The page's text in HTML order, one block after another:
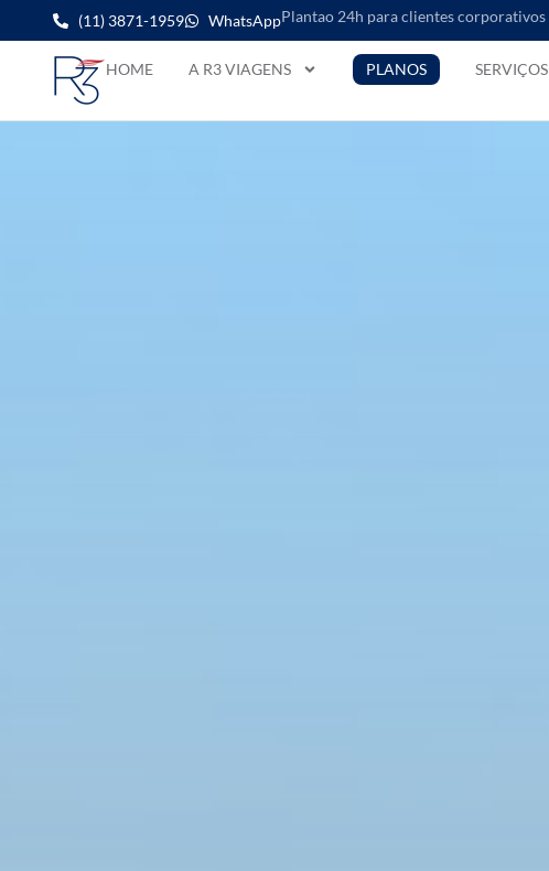
(11) 3871-1959 WhatsAppPlantao 24h para clientes corporativos
HOME A R3 VIAGENS PLANOS SERVIÇOS